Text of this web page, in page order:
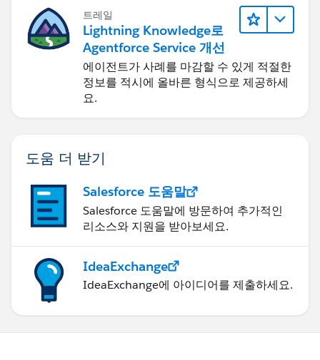
트레일
Lightning Knowledge로
Agentforce Service 개선
에이전트가 사례를 마감할 수 있게 적절한
정보를 적시에 올바른 형식으로 제공하세
요.
도움 더 받기
Salesforce 도움말
Salesforce 도움말에 방문하여 추가적인
리소스와 지원을 받아보세요.
IdeaExchange
IdeaExchange에 아이디어를 제출하세요.